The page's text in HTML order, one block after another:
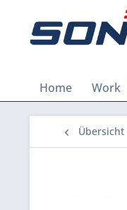
Home Work
Übersicht